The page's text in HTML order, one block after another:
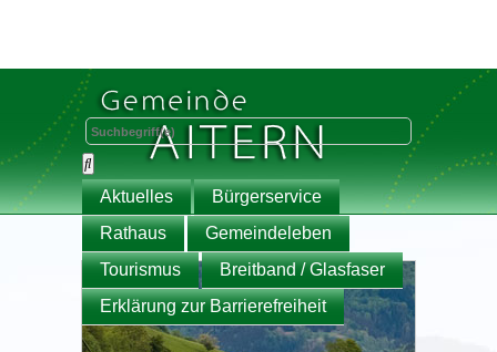
Aktuelles
Bürgerservice
Rathaus
Gemeindeleben
Tourismus
Breitband / Glasfaser
Erklärung zur Barrierefreiheit